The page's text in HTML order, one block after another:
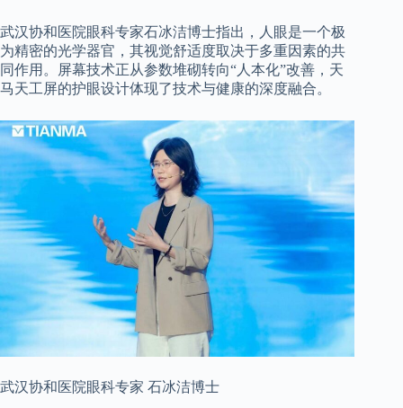
武汉协和医院眼科专家石冰洁博士指出，人眼是一个极
为精密的光学器官，其视觉舒适度取决于多重因素的共
同作用。屏幕技术正从参数堆砌转向“人本化”改善，天
马天工屏的护眼设计体现了技术与健康的深度融合。
武汉协和医院眼科专家 石冰洁博士